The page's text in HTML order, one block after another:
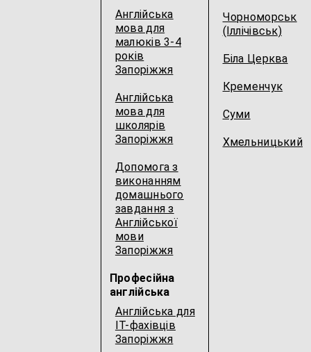
Англійська
мова для
малюків 3-4
років
Запоріжжя
Англійська
мова для
школярів
Запоріжжя
Допомога з
виконанням
домашнього
завдання з
Англійської
мови
Запоріжжя
Професійна
англійська
Англійська для
IT-фахівців
Запоріжжя
Чорноморськ
(Іллічівськ)
Біла Церква
Кременчук
Суми
Хмельницький